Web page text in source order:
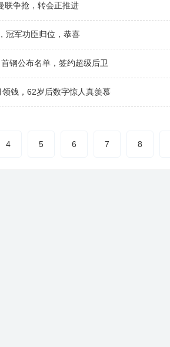
联争抢，转会正推进
冠军功臣归位，恭喜
钢公布名单，签约超级后卫
钱，62岁后数字惊人真羡慕
4 5 6 7 8